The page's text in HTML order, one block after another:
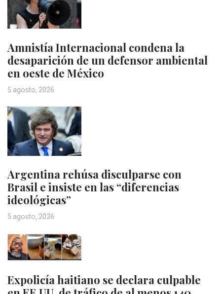
Amnistía Internacional condena la
desaparición de un defensor ambiental
en oeste de México
5 agosto, 2026
Argentina rehúsa disculparse con
Brasil e insiste en las “diferencias
ideológicas”
5 agosto, 2026
Expolicía haitiano se declara culpable